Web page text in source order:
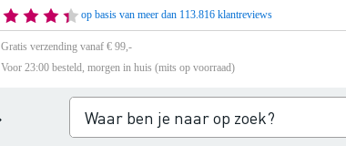
op basis van meer dan 113.816 klantreviews
Gratis verzending vanaf € 99,-
Voor 23:00 besteld, morgen in huis (mits op voorraad)